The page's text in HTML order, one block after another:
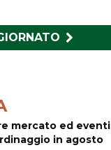
mercato ed eventi
in agosto